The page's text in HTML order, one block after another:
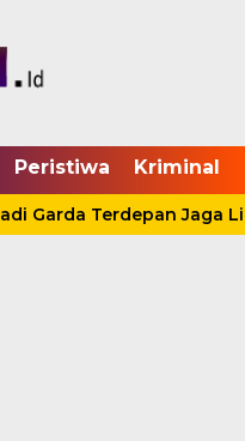
Peristiwa Kriminal
Garda Terdepan Jaga